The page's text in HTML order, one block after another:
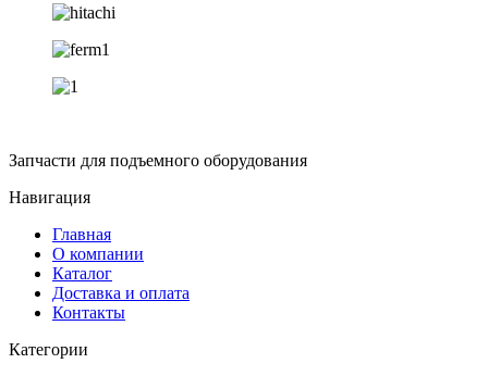
Запчасти для подъемного оборудования
Навигация
Главная
О компании
Каталог
Доставка и оплата
Контакты
Категории